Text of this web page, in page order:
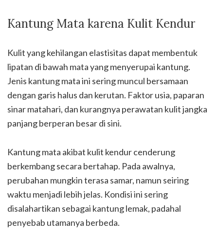
Kantung Mata karena Kulit Kendur
Kulit yang kehilangan elastisitas dapat membentuk
lipatan di bawah mata yang menyerupai kantung.
Jenis kantung mata ini sering muncul bersamaan
dengan garis halus dan kerutan. Faktor usia, paparan
sinar matahari, dan kurangnya perawatan kulit jangka
panjang berperan besar di sini.
Kantung mata akibat kulit kendur cenderung
berkembang secara bertahap. Pada awalnya,
perubahan mungkin terasa samar, namun seiring
waktu menjadi lebih jelas. Kondisi ini sering
disalahartikan sebagai kantung lemak, padahal
penyebab utamanya berbeda.